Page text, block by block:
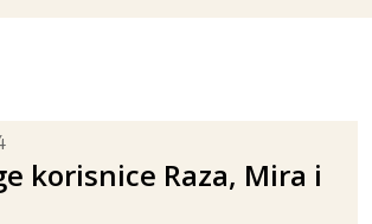
korisnice Raza, Mira i